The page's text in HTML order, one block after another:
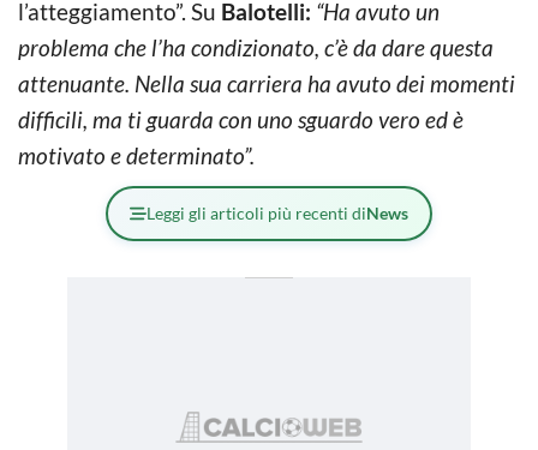
l’atteggiamento”. Su Balotelli: “Ha avuto un
problema che l’ha condizionato, c’è da dare questa
attenuante. Nella sua carriera ha avuto dei momenti
difficili, ma ti guarda con uno sguardo vero ed è
motivato e determinato”.
Leggi gli articoli più recenti diNews